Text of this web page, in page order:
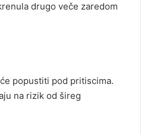
drugo veče zaredom
popustiti pod pritiscima.
na rizik od šireg